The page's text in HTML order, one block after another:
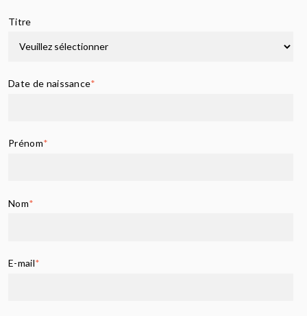
Titre
Date de naissance*
Prénom*
Nom*
E-mail*